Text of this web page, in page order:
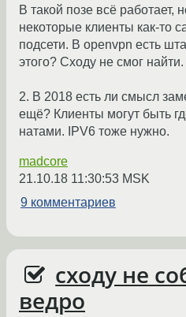
В такой позе всё работает,
некоторые клиенты как-то
подсети. В openvpn есть
этого? Сходу не смог найти.
2. В 2018 есть ли смысл
ещё? Клиенты могут быть
натами. IPV6 тоже нужно.
madcore
21.10.18 11:30:53 MSK
9 комментариев
сходу не
ведро